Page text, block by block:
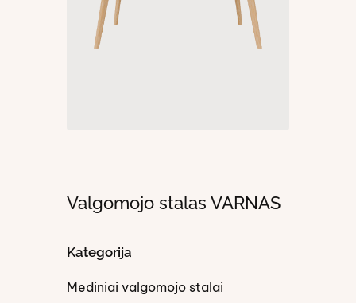
Valgomojo stalas VARNAS
Kategorija
Mediniai valgomojo stalai